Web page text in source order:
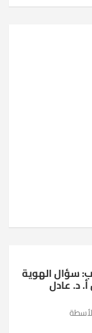
سؤال الهوية
د. عادل